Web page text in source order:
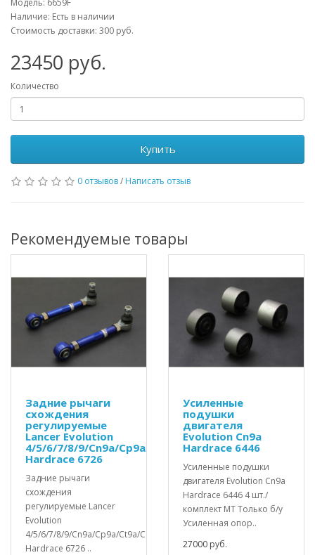
Модель: 6659F
Наличие: Есть в наличии
Стоимость доставки: 300 руб.
23450 руб.
Количество
Купить
0 отзывов/ Написать отзыв
Рекомендуемые товары
Задние рычаги
схождения
регулируемые
Lancer Evolution
4/5/6/7/8/9/Cn9a/Cp9a/Ct9a/Cz4a
Hardrace 6726
Задние рычаги
схождения
регулируемые Lancer
Evolution
4/5/6/7/8/9/Cn9a/Cp9a/Ct9a/Cz4a
Hardrace 6726 ..
Усиленные
подушки
двигателя
Evolution Cn9a
Hardrace 6446
Усиленные подушки
двигателя Evolution Cn9a
Hardrace 6446 4 шт./
комплект MT Только б/у
Усиленная опор..
27000 руб.